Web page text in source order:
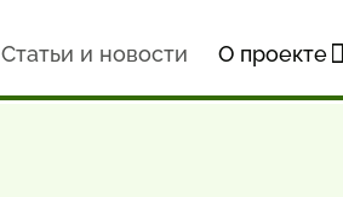
Статьи и новости О проекте